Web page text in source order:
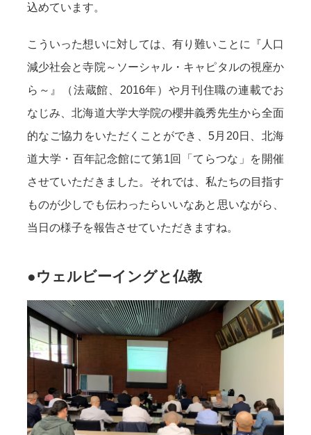
込めています。
こういった想いに対しては、有り難いことに『人口
減少社会と寺院～ソーシャル・キャピタルの視座か
ら～』（法蔵館、2016年）や月刊住職の連載でお
なじみ、北海道大学大学院の櫻井義秀先生から全面
的なご協力をいただくことができ、5月20日、北海
道大学・百年記念館にて第1回「てらつな」を開催
させていただきました。それでは、私たちの目指す
ものが少しでも伝わったらいいなあと思いながら、
当日の様子を報告させていただきますね。
●ウェルビーイングと仏教